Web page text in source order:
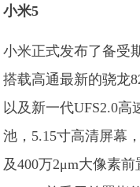
小米5
小米正式发布了备受
搭载高通最新的骁龙
以及新一代UFS2.0高
池，5.15寸高清屏幕
及400万2μm大像素